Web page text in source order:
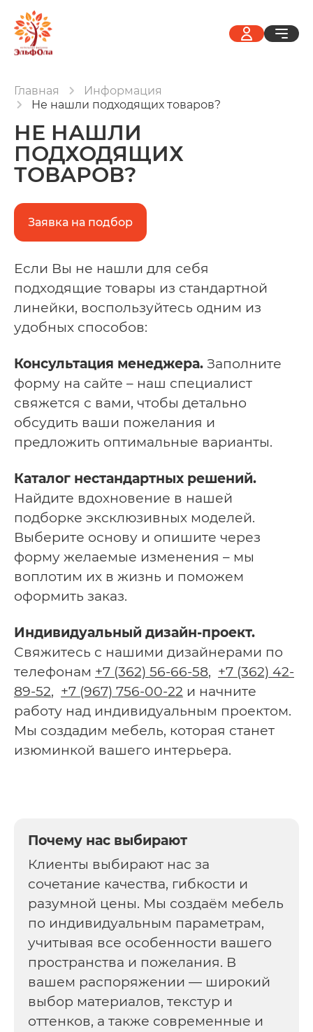
Главная
Информация
Не нашли подходящих товаров?
НЕ НАШЛИ
ПОДХОДЯЩИХ
ТОВАРОВ?
Заявка на подбор
Если Вы не нашли для себя
подходящие товары из стандартной
линейки, воспользуйтесь одним из
удобных способов:
Консультация менеджера. Заполните
форму на сайте – наш специалист
свяжется с вами, чтобы детально
обсудить ваши пожелания и
предложить оптимальные варианты.
Каталог нестандартных решений.
Найдите вдохновение в нашей
подборке эксклюзивных моделей.
Выберите основу и опишите через
форму желаемые изменения – мы
воплотим их в жизнь и поможем
оформить заказ.
Индивидуальный дизайн-проект.
Свяжитесь с нашими дизайнерами по
телефонам +7 (362) 56-66-58, +7 (362) 42-
89-52, +7 (967) 756-00-22 и начните
работу над индивидуальным проектом.
Мы создадим мебель, которая станет
изюминкой вашего интерьера.
Почему нас выбирают
Клиенты выбирают нас за
сочетание качества, гибкости и
разумной цены. Мы создаём мебель
по индивидуальным параметрам,
учитывая все особенности вашего
пространства и пожелания. В
вашем распоряжении — широкий
выбор материалов, текстур и
оттенков, а также современные и